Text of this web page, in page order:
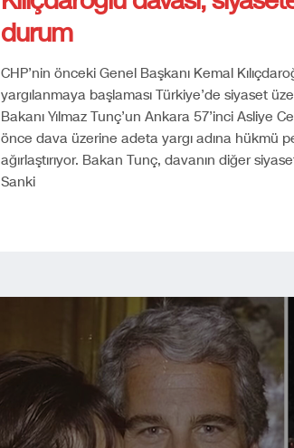
durum
CHP’nin önceki Genel Başkanı Kemal
yargılanmaya başlaması Türkiye’de siyaset
Bakanı Yılmaz Tunç’un Ankara 57’inci
önce dava üzerine adeta yargı adına hükmü
ağırlaştırıyor. Bakan Tunç, davanın diğer
Sanki